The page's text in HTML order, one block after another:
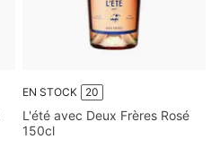
EN STOCK 20
L'été avec Deux Frères Rosé
150cl